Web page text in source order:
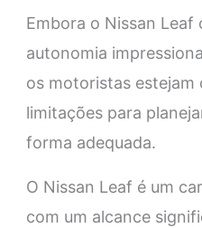
Embora o Nissan Leaf
autonomia
os motoristas estejam
limitações para
forma adequada.
O Nissan Leaf é um
com um alcance